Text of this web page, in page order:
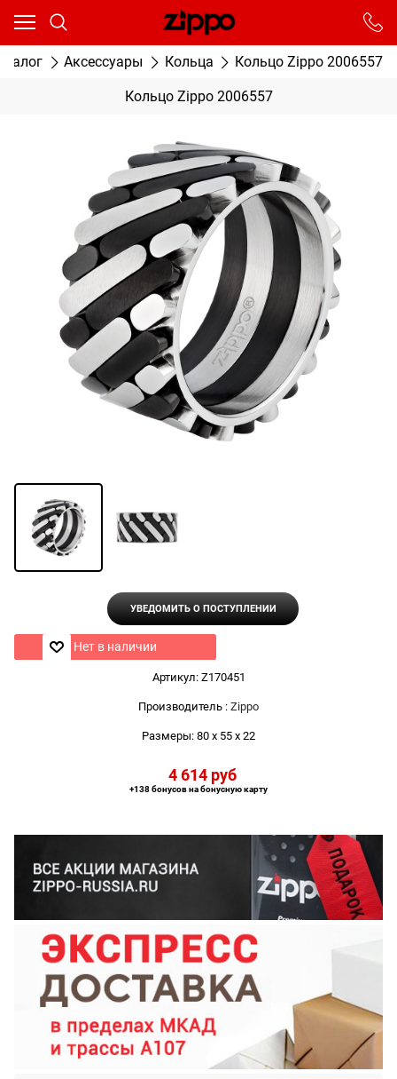
Аксессуары Кольца Кольцо Zippo 2006557
Кольцо Zippo 2006557
УВЕДОМИТЬ О ПОСТУПЛЕНИИ
Нет в наличии
Артикул: Z170451
Производитель : Zippo
Размеры: 80 x 55 x 22
4 614 руб
+138 бонусов на бонусную карту
Ваш город - Москва,
От выбранного города зависят сроки доставки